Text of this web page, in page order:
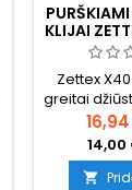
KLIJAI
Zettex
greitai
medžiagų
14,00
